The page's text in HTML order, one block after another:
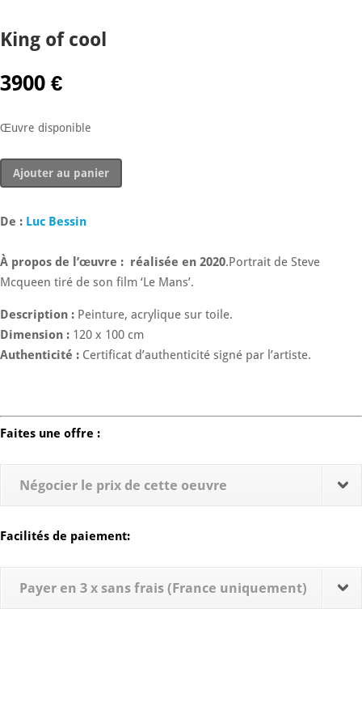
King of cool
3900 €
Œuvre disponible
quantité
of
Ajouter au panier
De : Luc Bessin
À propos de l’œuvre : réalisée en 2020.Portrait de Steve
Mcqueen tiré de son film ‘Le Mans’.
Description : Peinture, acrylique sur toile.
Dimension : 120 x 100 cm
Authenticité : Certificat d’authenticité signé par l’artiste.
Faites une offre :
Négocier le prix de cette oeuvre
Facilités de paiement:
Payer en 3 x sans frais (France uniquement)